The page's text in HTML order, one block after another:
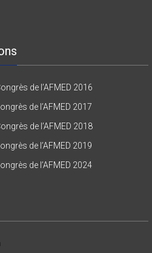
de l’AFMED 2016
de l’AFMED 2017
de l’AFMED 2018
de l’AFMED 2019
de l’AFMED 2024